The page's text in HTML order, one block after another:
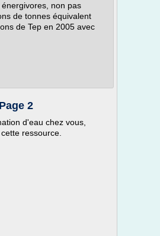
non pas
de tonnes équivalent
de Tep en 2005 avec
2
d'eau chez vous,
ressource.